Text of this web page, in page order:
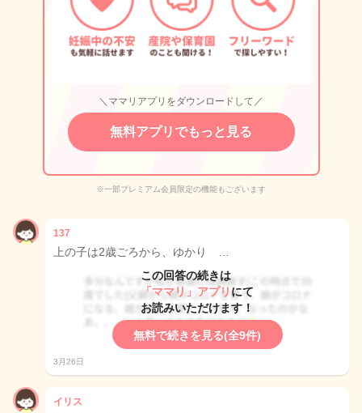
＼ママリアプリをダウンロードして／
無料アプリでもっと見る
※一部プレミアム会員限定の機能もございます
137
上の子は2歳ごろから、ゆかり …
この回答の続きは
「ママリ」アプリ にて
お読みいただけます！
無料で続きを見る(全9件)
3月26日
イリス